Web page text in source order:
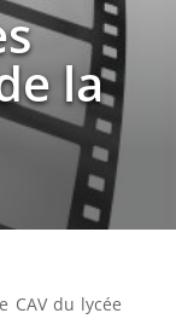
la
CAV du lycée